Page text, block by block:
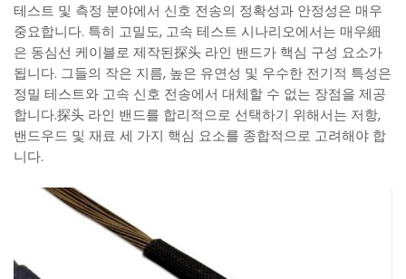
테스트 및 측정 분야에서 신호 전송의 정확성과 안정성은 매우
중요합니다. 특히 고밀도, 고속 테스트 시나리오에서는 매우細
은 동심선 케이블로 제작된探头 라인 밴드가 핵심 구성 요소가
됩니다. 그들의 작은 지름, 높은 유연성 및 우수한 전기적 특성은
정밀 테스트와 고속 신호 전송에서 대체할 수 없는 장점을 제공
합니다.探头 라인 밴드를 합리적으로 선택하기 위해서는 저항,
밴드우드 및 재료 세 가지 핵심 요소를 종합적으로 고려해야 합
니다.